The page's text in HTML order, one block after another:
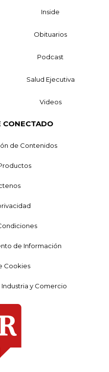
Inside
Obituarios
Podcast
Salud Ejecutiva
Videos
CONECTADO
de Contenidos
de Información
Cookies
y Comercio